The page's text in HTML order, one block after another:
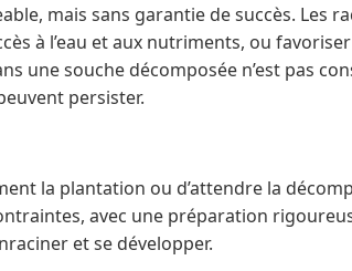
mais sans garantie de succès. Les
à l’eau et aux nutriments, ou
une souche décomposée n’est pas
persister.
la plantation ou d’attendre la
avec une préparation
et se développer.